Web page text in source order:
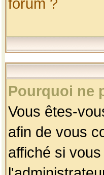
Pourquoi ne
Vous êtes-
afin de vous
affiché si